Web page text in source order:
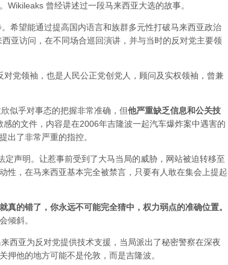
曾经讲述过一段马来西亚大选的故事。
希望能通过提高国内语言和族群多元性打破马来西亚政治
亚访问，在不同场合巡回演讲，并与当时的反对党主要领
党领袖，也是人民公正党创党人，顾问及实权领袖，曾兼
似乎对事态的把握非常准确，但他严重缺乏信息和公关技
的文件，内容是在2006年吉隆波一起汽车爆炸案中遇害的
出了非常严重的指控。
定声明。让惹事前受到了大马当局的威胁，网站被迫转移至
性，在马来西亚基本完全被禁言，只要有人敢在集会上提起
真的错了，你永远不可能完全猜中，权力弱点的准确位置。
倾斜。
西亚为反对党提供技术支援，当局派出了秘密警察在深夜
押他的地方可能不是伦敦，而是吉隆波。